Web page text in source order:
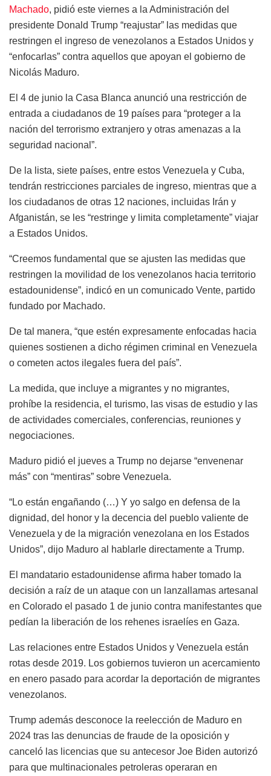
Machado, pidió este viernes a la Administración del
presidente Donald Trump “reajustar” las medidas que
restringen el ingreso de venezolanos a Estados Unidos y
“enfocarlas” contra aquellos que apoyan el gobierno de
Nicolás Maduro.
El 4 de junio la Casa Blanca anunció una restricción de
entrada a ciudadanos de 19 países para “proteger a la
nación del terrorismo extranjero y otras amenazas a la
seguridad nacional”.
De la lista, siete países, entre estos Venezuela y Cuba,
tendrán restricciones parciales de ingreso, mientras que a
los ciudadanos de otras 12 naciones, incluidas Irán y
Afganistán, se les “restringe y limita completamente” viajar
a Estados Unidos.
“Creemos fundamental que se ajusten las medidas que
restringen la movilidad de los venezolanos hacia territorio
estadounidense”, indicó en un comunicado Vente, partido
fundado por Machado.
De tal manera, “que estén expresamente enfocadas hacia
quienes sostienen a dicho régimen criminal en Venezuela
o cometen actos ilegales fuera del país”.
La medida, que incluye a migrantes y no migrantes,
prohíbe la residencia, el turismo, las visas de estudio y las
de actividades comerciales, conferencias, reuniones y
negociaciones.
Maduro pidió el jueves a Trump no dejarse “envenenar
más” con “mentiras” sobre Venezuela.
“Lo están engañando (…) Y yo salgo en defensa de la
dignidad, del honor y la decencia del pueblo valiente de
Venezuela y de la migración venezolana en los Estados
Unidos”, dijo Maduro al hablarle directamente a Trump.
El mandatario estadounidense afirma haber tomado la
decisión a raíz de un ataque con un lanzallamas artesanal
en Colorado el pasado 1 de junio contra manifestantes que
pedían la liberación de los rehenes israelíes en Gaza.
Las relaciones entre Estados Unidos y Venezuela están
rotas desde 2019. Los gobiernos tuvieron un acercamiento
en enero pasado para acordar la deportación de migrantes
venezolanos.
Trump además desconoce la reelección de Maduro en
2024 tras las denuncias de fraude de la oposición y
canceló las licencias que su antecesor Joe Biden autorizó
para que multinacionales petroleras operaran en